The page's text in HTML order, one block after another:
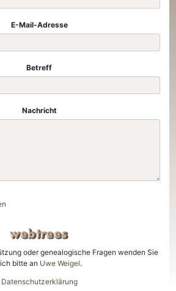
E-Mail-Adresse
Betreff
Nachricht
oder genealogische Fragen wenden Sie
bitte an Uwe Weigel.
Datenschutzerklärung